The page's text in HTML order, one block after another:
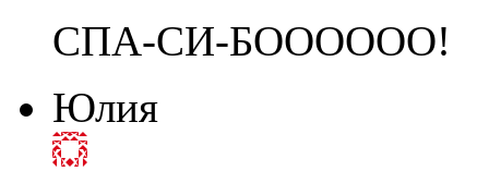
СПА-СИ-БОООООО!
Юлия